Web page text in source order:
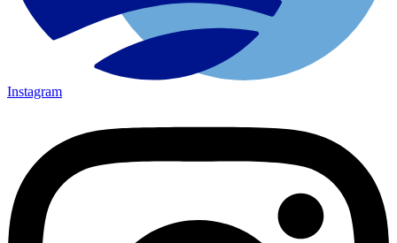
Instagram